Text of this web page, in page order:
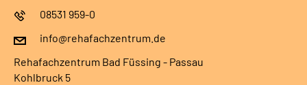
08531 959-0
info@rehafachzentrum.de
Rehafachzentrum Bad Füssing - Passau
Kohlbruck 5